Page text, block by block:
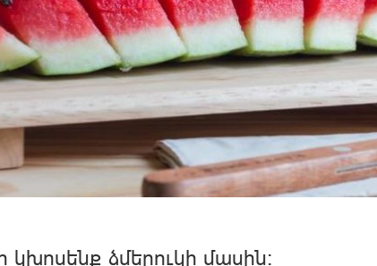
կխոսենք ձմերուկի մասին։